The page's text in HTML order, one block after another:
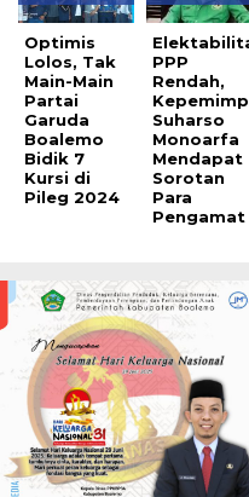
Optimis
Lolos, Tak
Main-Main
Partai
Garuda
Boalemo
Bidik 7
Kursi di
Pileg 2024
PPP
Rendah,
Suharso
Monoarfa
Mendapat
Sorotan
Para
Pengamat